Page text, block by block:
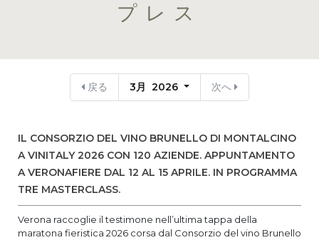
プレス
戻る 3月 2026 次へ
IL CONSORZIO DEL VINO BRUNELLO DI MONTALCINO
A VINITALY 2026 CON 120 AZIENDE. APPUNTAMENTO
A VERONAFIERE DAL 12 AL 15 APRILE. IN PROGRAMMA
TRE MASTERCLASS.
Verona raccoglie il testimone nell’ultima tappa della
maratona fieristica 2026 corsa dal Consorzio del vino Brunello